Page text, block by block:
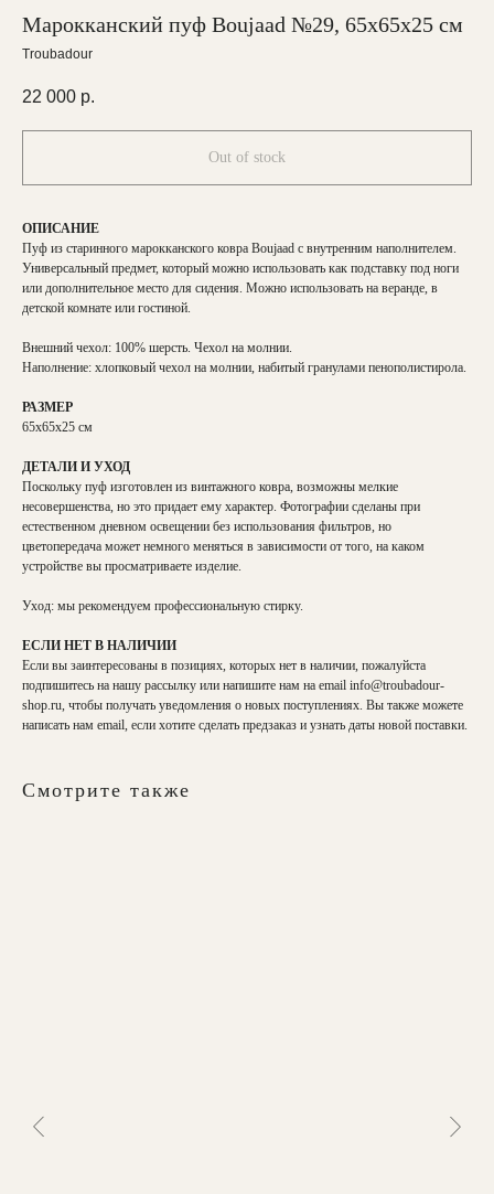
Марокканский пуф Boujaad №29, 65x65x25 см
Troubadour
22 000 р.
Out of stock
ОПИСАНИЕ
Пуф из старинного марокканского ковра Boujaad с внутренним наполнителем.
Универсальный предмет, который можно использовать как подставку под ноги
или дополнительное место для сидения. Можно использовать на веранде, в
детской комнате или гостиной.
Внешний чехол: 100% шерсть. Чехол на молнии.
Наполнение: хлопковый чехол на молнии, набитый гранулами пенополистирола.
РАЗМЕР
65х65х25 см
ДЕТАЛИ И УХОД
Поскольку пуф изготовлен из винтажного ковра, возможны мелкие
несовершенства, но это придает ему характер. Фотографии сделаны при
естественном дневном освещении без использования фильтров, но
цветопередача может немного меняться в зависимости от того, на каком
устройстве вы просматриваете изделие.
Уход: мы рекомендуем профессиональную стирку.
ЕСЛИ НЕТ В НАЛИЧИИ
Если вы заинтересованы в позициях, которых нет в наличии, пожалуйста
подпишитесь на нашу рассылку или напишите нам на email info@troubadour-
shop.ru, чтобы получать уведомления о новых поступлениях. Вы также можете
написать нам email, если хотите сделать предзаказ и узнать даты новой поставки.
Смотрите также